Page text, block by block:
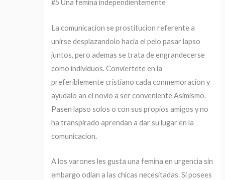
#5 Una femina independientemente
La comunicacion se prostitucion referente a
unirse desplazandolo hacia el pelo pasar lapso
juntos, pero ademas se trata de engrandecerse
como individuos. Conviertete en la
preferiblemente cristiano cada conmemoracion y
ayudalo an el novio a ser conveniente Asimismo.
Pasen lapso solos o con sus propios amigos y no
ha transpirado aprendan a dar su lugar en la
comunicacion.
A los varones les gusta una femina en urgencia sin
embargo odian a las chicas necesitadas. Si posees